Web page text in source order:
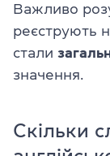
Важливо
реєструють
стали
значення.
Скільки